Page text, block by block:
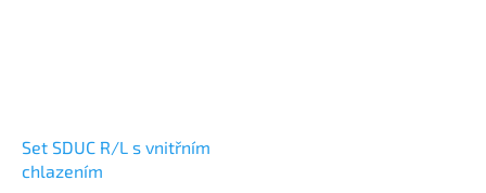
Set SDUC R/L s vnitřním
chlazením